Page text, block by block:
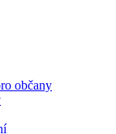
občany